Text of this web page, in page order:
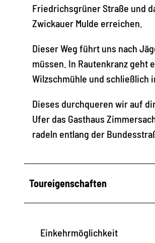
Friedrichsgrüner Straße und
Zwickauer Mulde erreichen.
Dieser Weg führt uns nach
müssen. In Rautenkranz geht
Wilzschmühle und schließlich
Dieses durchqueren wir auf
Ufer das Gasthaus
radeln entlang der
Toureigenschaften
Einkehrmöglichkeit